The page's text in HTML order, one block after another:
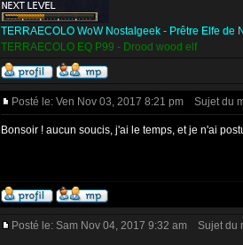
TERRAECOLO WoW Nostalgeek - Prêtre Elfe de
TERRAECOLO EQ P99 - Drood wood elf
Posté le: Ven Nov 03, 2017 8:21 pm Sujet du
Bonsoir ! aucun soucis, j'ai le temps, et je n'ai
Posté le: Sam Nov 04, 2017 9:32 am Sujet du